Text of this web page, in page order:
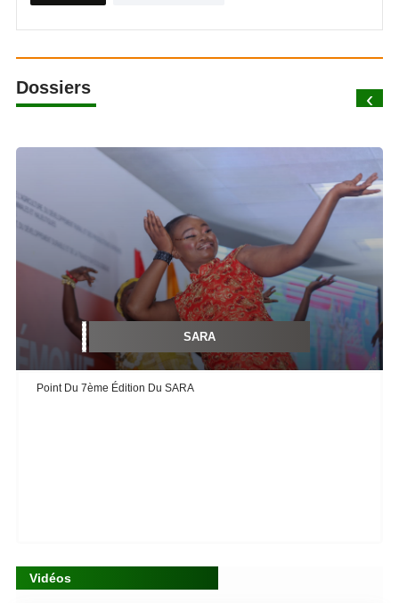
Dossiers
SARA
Point Du 7ème Édition Du SARA
‹
Vidéos